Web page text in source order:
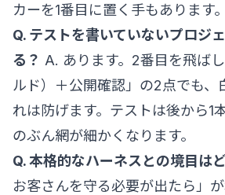
カーを1番目に置く手もあります。
Q. テストを書いていないプロジ
る？ A. あります。2番目を飛ば
ルド）＋公開確認」の2点でも、
れは防げます。テストは後から1
のぶん網が細かくなります。
Q. 本格的なハーネスとの境目は
お客さんを守る必要が出たら」